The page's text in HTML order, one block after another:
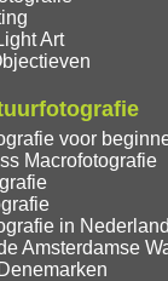
Art
voor
Macrofotografie
in Nederland
Amsterdamse